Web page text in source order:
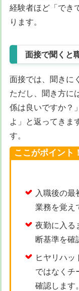
経験者ほど「でき
ります。
面接で聞くと
面接では、聞きに
ただし、聞き方に
係は良いですか？
よ」と返ってきま
す。
ここがポイント！
入職後の最
業務を覚え
夜勤に入る
断基準を確
ヒヤリハ
ではなくチ
確認します。